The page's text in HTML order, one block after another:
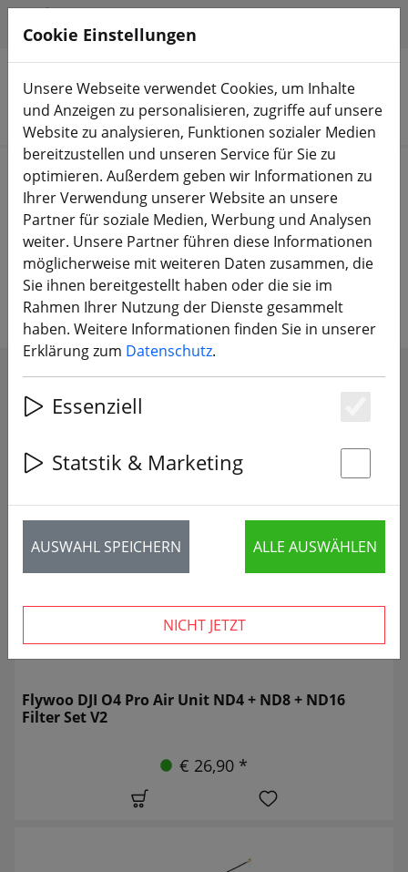
Produkte suchen
Start DJI Shop DJI Ersatzteile & Zubehör
DJI Ersatzteile & Zubehör – Damit
dein DJI-Setup immer einsatzbereit
bleibt
Flywoo DJI O4 Pro Air Unit ND4 + ND8 + ND16
Filter Set V2
€ 26,90 *
Cookie Einstellungen
Unsere Webseite verwendet Cookies, um Inhalte
und Anzeigen zu personalisieren, zugriffe auf unsere
Website zu analysieren, Funktionen sozialer Medien
bereitzustellen und unseren Service für Sie zu
optimieren. Außerdem geben wir Informationen zu
Ihrer Verwendung unserer Website an unsere
Partner für soziale Medien, Werbung und Analysen
weiter. Unsere Partner führen diese Informationen
möglicherweise mit weiteren Daten zusammen, die
Sie ihnen bereitgestellt haben oder die sie im
Rahmen Ihrer Nutzung der Dienste gesammelt
haben. Weitere Informationen finden Sie in unserer
Erklärung zum Datenschutz.
Essenziell
Statstik & Marketing
AUSWAHL SPEICHERN ALLE AUSWÄHLEN
NICHT JETZT